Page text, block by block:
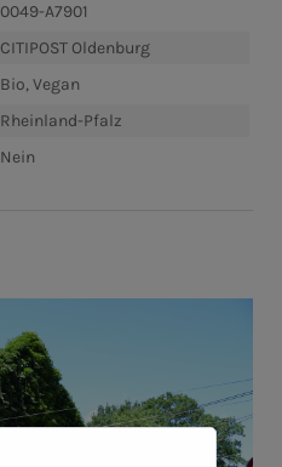
0049-A7901
CITIPOST Oldenburg
Bio, Vegan
Rheinland-Pfalz
Nein